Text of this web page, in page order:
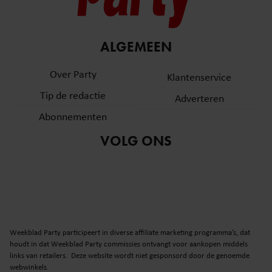
ALGEMEEN
Over Party
Tip de redactie
Abonnementen
Klantenservice
Adverteren
VOLG ONS
Weekblad Party participeert in diverse affiliate marketing programma’s, dat
houdt in dat Weekblad Party commissies ontvangt voor aankopen middels
links van retailers. Deze website wordt niet gesponsord door de genoemde
webwinkels.